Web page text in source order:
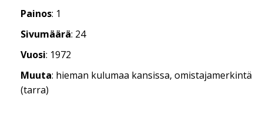
Painos: 1
Sivumäärä: 24
Vuosi: 1972
Muuta: hieman kulumaa kansissa, omistajamerkintä
(tarra)